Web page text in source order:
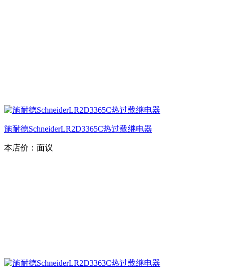
施耐德SchneiderLR2D3365C热过载继电器
本店价： 面议